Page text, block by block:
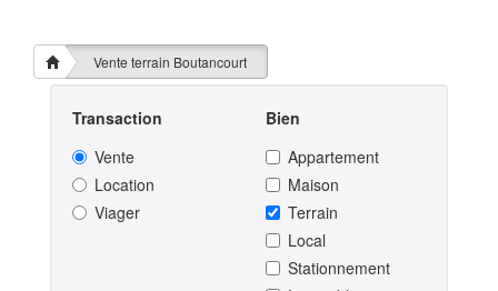
Vente terrain Boutancourt
Transaction
Vente
Location
Viager
Bien
Appartement
Maison
Terrain
Local
Stationnement